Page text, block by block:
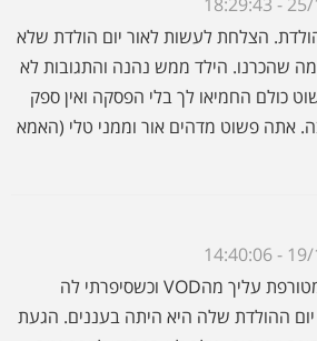
ורדינון אתה תותח! יהלי מטורפת עליך מהVOD וכשסיפרתי לה
ההולדת שלה היא היתה בעננים. הגעת
אמיתית. כולם לא הפסיקו לדבר כמה
לשמח את יהלי שלי ואת החברים